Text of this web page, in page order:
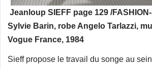
Jeanloup SIEFF page 129 /FASHION-
Sylvie Barin, robe Angelo Tarlazzi,
Vogue France, 1984
Sieff propose le travail du songe au